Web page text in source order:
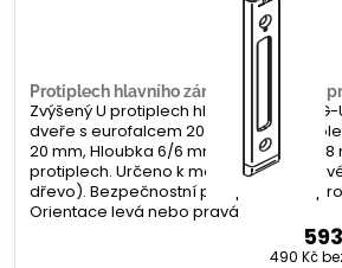
Protiplech hlavního zámku G-U tvar U
Zvýšený U protiplech hlavního zámku G-
dveře s eurofalcem 20 x 8 mm. Délka
20 mm, Hloubka 6/6 mm. Koncovka 2x
protiplech. Určeno k montáži na
dřevo). Bezpečnostní protiplech bez
Orientace levá nebo pravá
490 Kč